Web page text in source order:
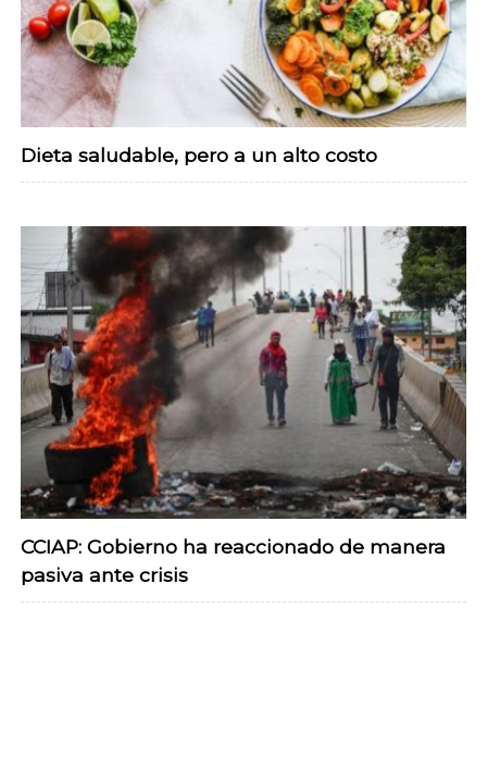
Dieta saludable, pero a un alto costo
CCIAP: Gobierno ha reaccionado de manera
pasiva ante crisis